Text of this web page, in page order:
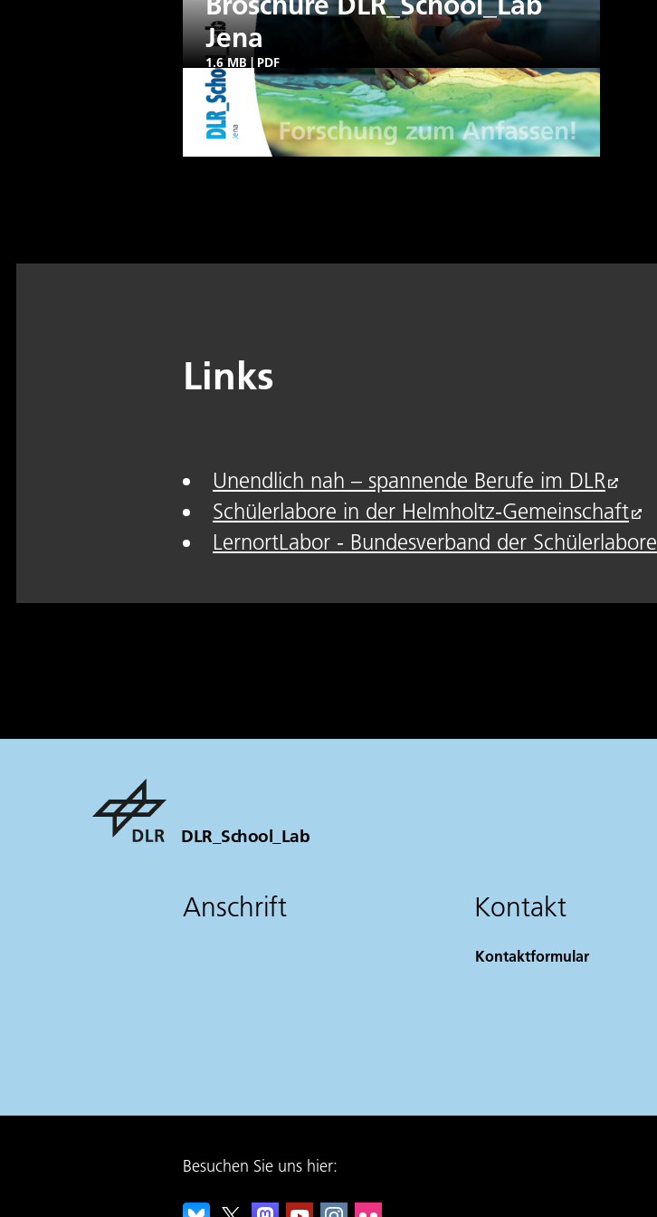
Jena
1.6 MB | PDF
Links
Unendlich nah – spannende Berufe im DLR
Schülerlabore in der Helmholtz-Gemeinschaft
LernortLabor - Bundesverband der Schülerlabore
DLR_School_Lab
Anschrift Kontakt
Kontaktformular
Besuchen Sie uns hier: